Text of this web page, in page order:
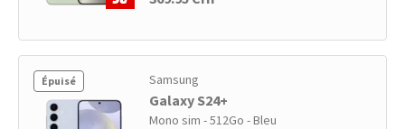
Épuisé Samsung
Galaxy S24+
Mono sim - 512Go - Bleu